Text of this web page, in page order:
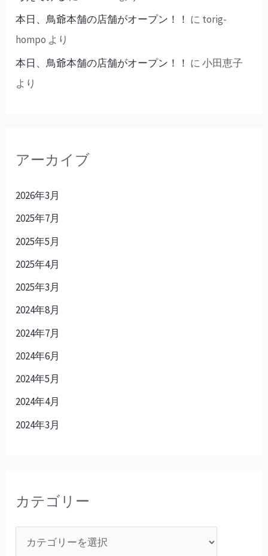
本日、鳥爺本舗の店舗がオープン！！ に torig-
hompo より
本日、鳥爺本舗の店舗がオープン！！ に小田恵子
より
アーカイブ
2026年3月
2025年7月
2025年5月
2025年4月
2025年3月
2024年8月
2024年7月
2024年6月
2024年5月
2024年4月
2024年3月
カテゴリー